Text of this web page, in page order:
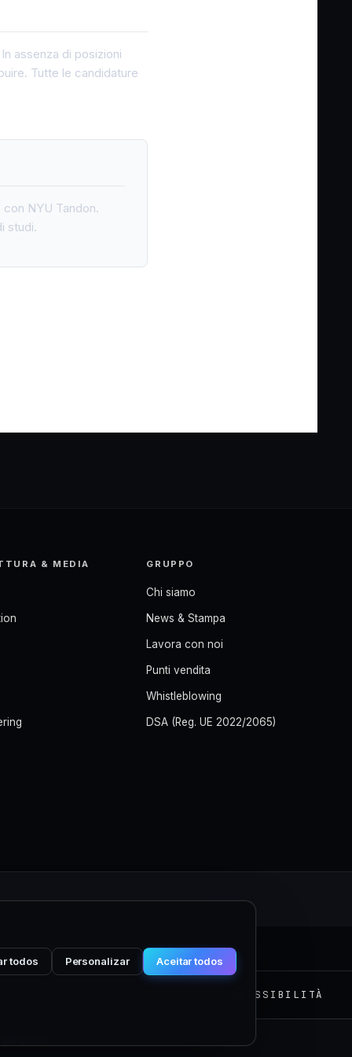
assenza di posizioni
Tutte le candidature
NYU Tandon.
studi.
& MEDIA GRUPPO
Chi siamo
News & Stampa
Lavora con noi
Punti vendita
Whistleblowing
DSA (Reg. UE 2022/2065)
ACCESSIBILITÀ
todos Personalizar Aceitar todos